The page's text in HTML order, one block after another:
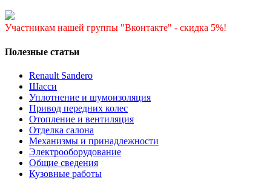
Участникам нашей группы "Вконтакте" - скидка 5%!
Полезные статьи
Renault Sandero
Шасси
Уплотнение и шумоизоляция
Привод передних колес
Отопление и вентиляция
Отделка салона
Механизмы и принадлежности
Электрооборудование
Общие сведения
Кузовные работы